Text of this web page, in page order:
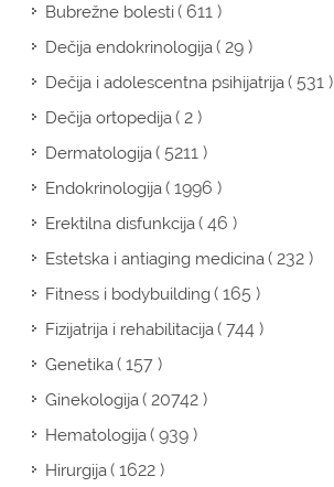
Bubrežne bolesti( 611 )
Dečija endokrinologija( 29 )
Dečija i adolescentna psihijatrija( 531 )
Dečija ortopedija( 2 )
Dermatologija( 5211 )
Endokrinologija( 1996 )
Erektilna disfunkcija( 46 )
Estetska i antiaging medicina( 232 )
Fitness i bodybuilding( 165 )
Fizijatrija i rehabilitacija( 744 )
Genetika( 157 )
Ginekologija( 20742 )
Hematologija( 939 )
Hirurgija( 1622 )